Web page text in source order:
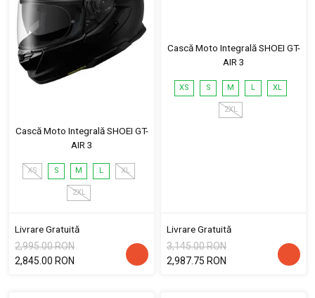
Cască Moto Integrală SHOEI GT-
AIR 3
XS S M L XL
2XL
Livrare Gratuită
2,995.00 RON
2,845.00 RON
Cască Moto Integrală SHOEI GT-
AIR 3
XS S M L XL
2XL
Livrare Gratuită
3,145.00 RON
2,987.75 RON